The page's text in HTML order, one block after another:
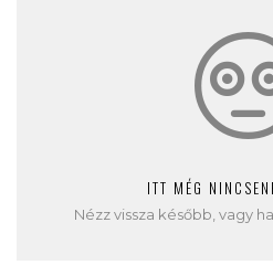
ITT MÉG
Nézz vissza később, vagy